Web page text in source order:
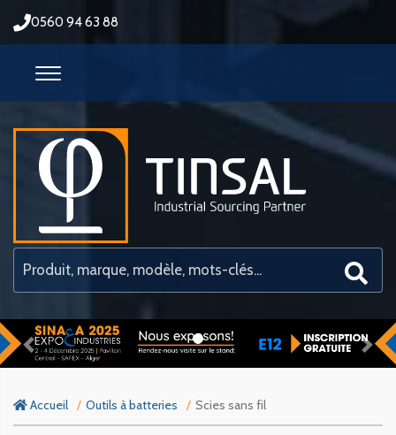
0560 94 63 88
Previous
Accueil Outils à batteries Scies sans fil